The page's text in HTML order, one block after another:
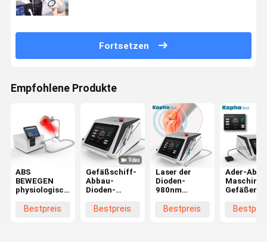
Fortsetzen
Empfohlene Produkte
ABS
BEWEGEN
physiologische
PMST
Bestpreis
Gefäßschiff-
Abbau-
Dioden-
Maschine für
Bestpreis
Laser der
Dioden-
980nm
Gefäßblutgefäße
Bestpreis
Ader-
der